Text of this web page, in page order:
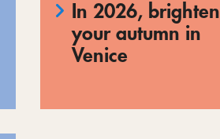
In 2026, brighten
your autumn in
Venice